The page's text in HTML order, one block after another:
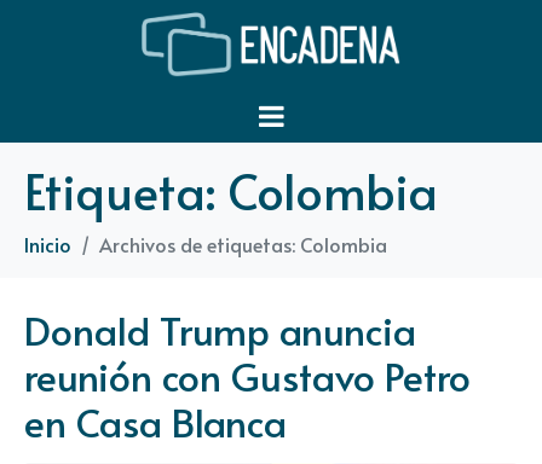
Etiqueta: Colombia
Inicio Archivos de etiquetas: Colombia
Donald Trump anuncia
reunión con Gustavo Petro
en Casa Blanca